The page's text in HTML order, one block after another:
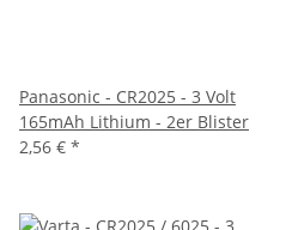
Panasonic - CR2025 - 3 Volt
165mAh Lithium - 2er Blister
2,56 € *